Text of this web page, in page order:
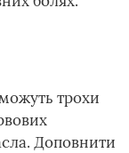
трохи
Доповнити